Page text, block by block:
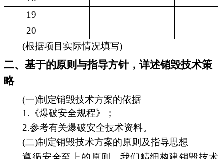
19
20
(根据项目实际情况填写)
二、基于的原则与指导方针，详述销毁技术策
略
(一)制定销毁技术方案的依据
1.《爆破安全规程》；
2.参考有关爆破安全技术资料。
(二)制定销毁技术方案的原则及指导思想
遵循安全至上的原则，我们精细构建销毁技术